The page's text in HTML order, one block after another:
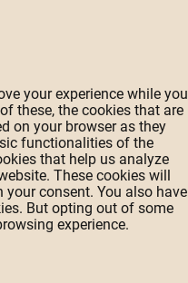
your experience while you
these, the cookies that are
on your browser as they
functionalities of the
that help us analyze
These cookies will
consent. You also have
But opting out of some
experience.